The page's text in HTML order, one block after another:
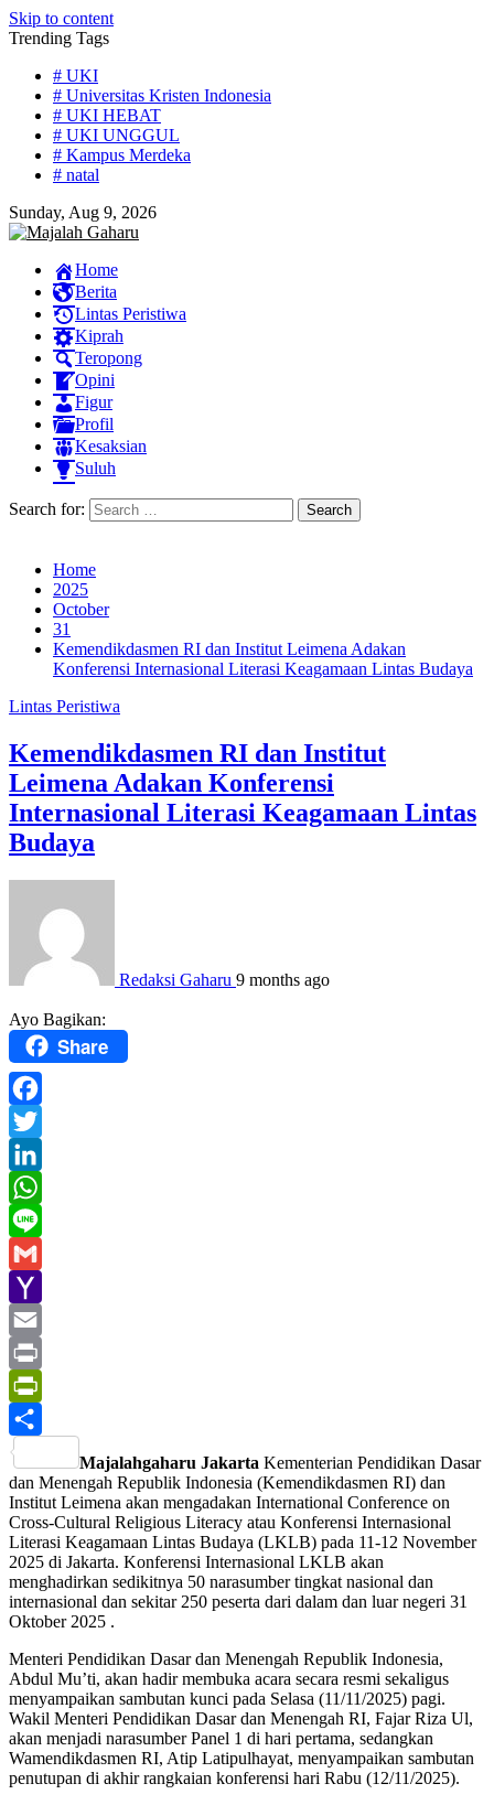
Skip to content
Trending Tags
# UKI
# Universitas Kristen Indonesia
# UKI HEBAT
# UKI UNGGUL
# Kampus Merdeka
# natal
Sunday, Aug 9, 2026
Home
Berita
Lintas Peristiwa
Kiprah
Teropong
Opini
Figur
Profil
Kesaksian
Suluh
Search for:
Home
2025
October
31
Kemendikdasmen RI dan Institut Leimena Adakan
Konferensi Internasional Literasi Keagamaan Lintas Budaya
Lintas Peristiwa
Kemendikdasmen RI dan Institut
Leimena Adakan Konferensi
Internasional Literasi Keagamaan Lintas
Budaya
Redaksi Gaharu 9 months ago
Ayo Bagikan:
Share
Facebook
Twitter
LinkedIn
WhatsApp
Line
Gmail
Yahoo
Mail
Email
Print
PrintFriendly
Share
Majalahgaharu Jakarta Kementerian Pendidikan Dasar
dan Menengah Republik Indonesia (Kemendikdasmen RI) dan
Institut Leimena akan mengadakan International Conference on
Cross-Cultural Religious Literacy atau Konferensi Internasional
Literasi Keagamaan Lintas Budaya (LKLB) pada 11-12 November
2025 di Jakarta. Konferensi Internasional LKLB akan
menghadirkan sedikitnya 50 narasumber tingkat nasional dan
internasional dan sekitar 250 peserta dari dalam dan luar negeri 31
Oktober 2025 .
Menteri Pendidikan Dasar dan Menengah Republik Indonesia,
Abdul Mu’ti, akan hadir membuka acara secara resmi sekaligus
menyampaikan sambutan kunci pada Selasa (11/11/2025) pagi.
Wakil Menteri Pendidikan Dasar dan Menengah RI, Fajar Riza Ul,
akan menjadi narasumber Panel 1 di hari pertama, sedangkan
Wamendikdasmen RI, Atip Latipulhayat, menyampaikan sambutan
penutupan di akhir rangkaian konferensi hari Rabu (12/11/2025).